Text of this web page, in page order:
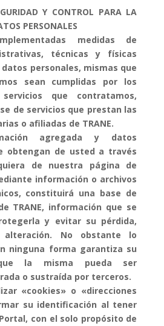
Y CONTROL PARA LA
PERSONALES
medidas de
técnicas y físicas
personales, mismas que
sean cumplidas por los
que contratamos,
de servicios que prestan las
o afiliadas de TRANE.
agregada y datos
obtengan de usted a través
de nuestra página de
información o archivos
constituirá una base de
TRANE, información que se
y evitar su pérdida,
No obstante lo
ninguna forma garantiza su
la misma pueda ser
o sustraída por terceros.
«cookies» o «direcciones
su identificación al tener
con el solo propósito de